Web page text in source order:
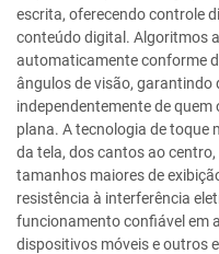
escrita, oferecendo controle
conteúdo digital. Algoritmos
automaticamente conforme
ângulos de visão, garantindo
independentemente de
plana. A tecnologia de toque
da tela, dos cantos ao
tamanhos maiores de
resistência à interferência
funcionamento confiável em
dispositivos móveis e outros